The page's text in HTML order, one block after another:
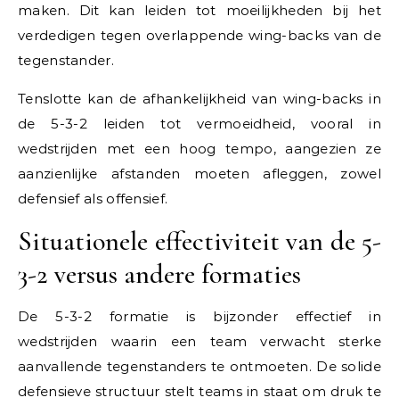
maken. Dit kan leiden tot moeilijkheden bij het
verdedigen tegen overlappende wing-backs van de
tegenstander.
Tenslotte kan de afhankelijkheid van wing-backs in
de 5-3-2 leiden tot vermoeidheid, vooral in
wedstrijden met een hoog tempo, aangezien ze
aanzienlijke afstanden moeten afleggen, zowel
defensief als offensief.
Situationele effectiviteit van de 5-
3-2 versus andere formaties
De 5-3-2 formatie is bijzonder effectief in
wedstrijden waarin een team verwacht sterke
aanvallende tegenstanders te ontmoeten. De solide
defensieve structuur stelt teams in staat om druk te